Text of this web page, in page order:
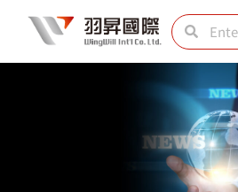
content
SearchSearch